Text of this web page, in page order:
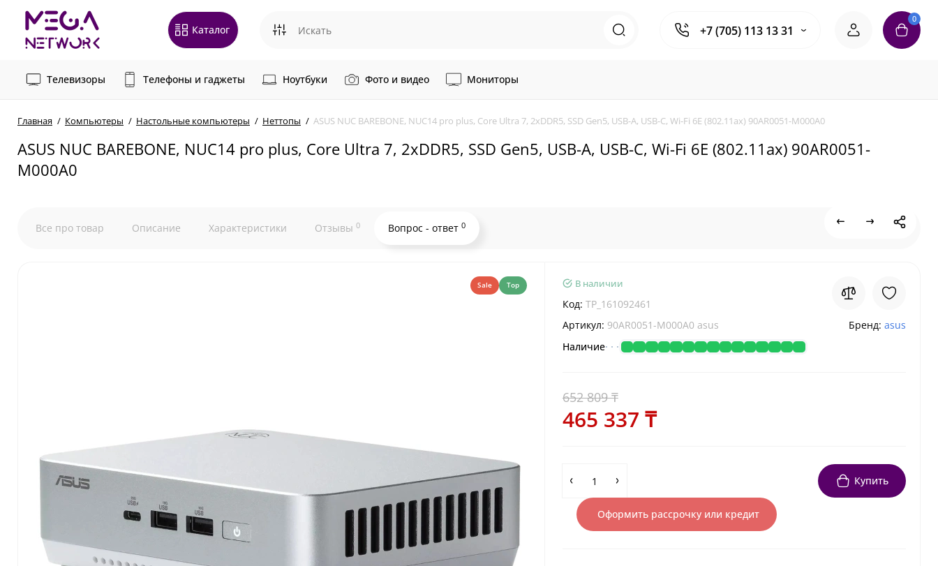
Каталог +7 (705) 113 13 31
0
Телевизоры Телефоны и гаджеты Ноутбуки Фото и видео Мониторы
Главная Компьютеры Настольные компьютеры Неттопы ASUS NUC BAREBONE, NUC14 pro plus, Core Ultra 7, 2xDDR5, SSD Gen5, USB-A, USB-C, Wi-Fi 6E (802.11ax) 90AR0051-M000A0
ASUS NUC BAREBONE, NUC14 pro plus, Core Ultra 7, 2xDDR5, SSD Gen5, USB-A, USB-C, Wi-Fi 6E (802.11ax) 90AR0051-
M000A0
Все про товар Описание Характеристики Отзывы 0 Вопрос - ответ 0
Sale Top В наличии
Код: TP_161092461
Артикул: 90AR0051-M000A0 asus
Наличие
Бренд: asus
652 809 ₸
465 337 ₸
Купить
Оформить рассрочку или кредит